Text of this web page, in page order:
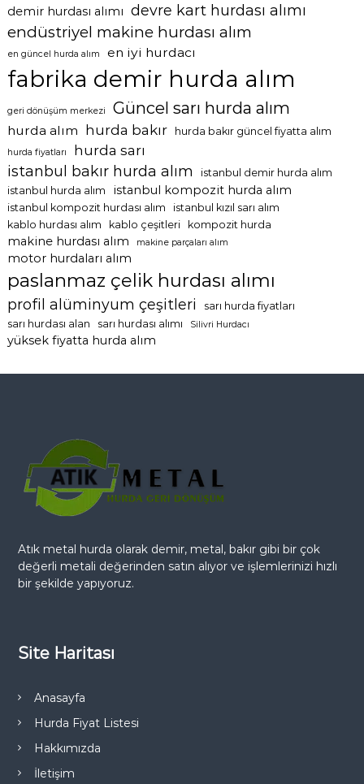
demir hurdası alımı devre kart hurdası alımı
endüstriyel makine hurdası alım
en güncel hurda alım en iyi hurdacı
fabrika demir hurda alım
geri dönüşüm merkezi Güncel sarı hurda alım
hurda alım hurda bakır hurda bakır güncel fiyatta alım
hurda fiyatları hurda sarı
istanbul bakır hurda alım
istanbul demir hurda alım
istanbul hurda alım
istanbul kompozit hurda alım
istanbul kompozit hurdası alım
istanbul kızıl sarı alım
kablo hurdası alım
kablo çeşitleri kompozit hurda
makine hurdası alım makine parçaları alım
motor hurdaları alım
paslanmaz çelik hurdası alımı
profil alüminyum çeşitleri
sarı hurda fiyatları
sarı hurdası alan
sarı hurdası alımı Silivri Hurdacı
yüksek fiyatta hurda alım
Atık metal hurda olarak demir, metal, bakır gibi bir çok
değerli metali değerinden satın alıyor ve işlemlerinizi hızlı
bir şekilde yapıyoruz.
Site Haritası
Anasayfa
Hurda Fiyat Listesi
Hakkımızda
İletişim